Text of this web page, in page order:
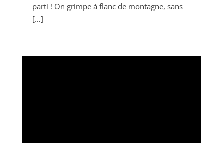
parti ! On grimpe à flanc de montagne, sans
[…]